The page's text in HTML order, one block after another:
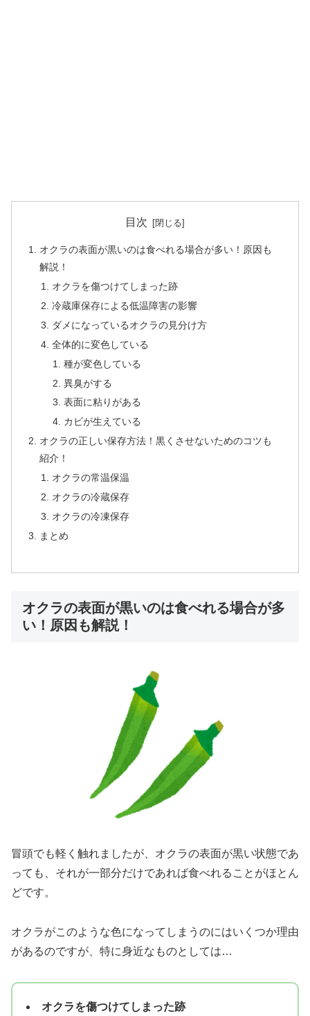
目次
オクラの表面が黒いのは食べれる場合が多い！原因も
解説！
オクラを傷つけてしまった跡
冷蔵庫保存による低温障害の影響
ダメになっているオクラの見分け方
全体的に変色している
種が変色している
異臭がする
表面に粘りがある
カビが生えている
オクラの正しい保存方法！黒くさせないためのコツも
紹介！
オクラの常温保温
オクラの冷蔵保存
オクラの冷凍保存
まとめ
オクラの表面が黒いのは食べれる場合が多
い！原因も解説！
冒頭でも軽く触れましたが、オクラの表面が黒い状態であ
っても、それが一部分だけであれば食べれることがほとん
どです。
オクラがこのような色になってしまうのにはいくつか理由
があるのですが、特に身近なものとしては…
オクラを傷つけてしまった跡